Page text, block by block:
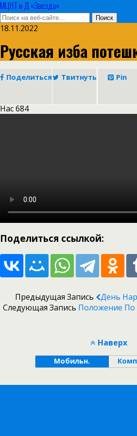
МЦНТ и Д «Звезда»
18.11.2022
Русская изба
Поделиться Твитнуть Pin
Нас684
Поделиться ссылкой:
Предыдущая Запись
День
Следующая Запись Положение По
Наверх
Мобильн.